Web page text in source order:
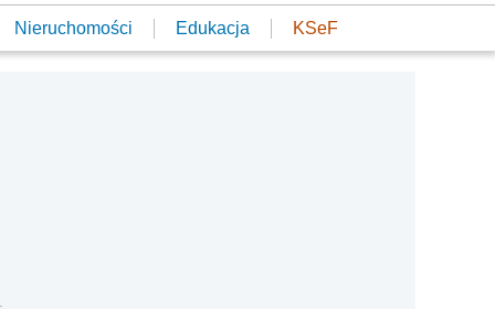
Nieruchomości Edukacja KSeF